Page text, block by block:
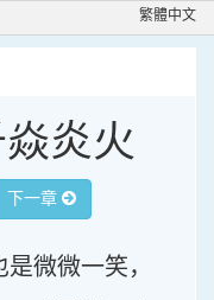
繁體中文
炎火
下一章
微微一笑，